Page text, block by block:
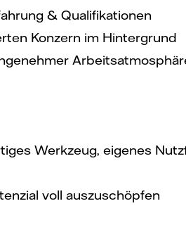
& Qualifikationen
Konzern im Hintergrund
Werkzeug, eigenes
voll auszuschöpfen